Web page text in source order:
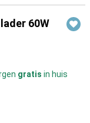
60W
gratis in huis